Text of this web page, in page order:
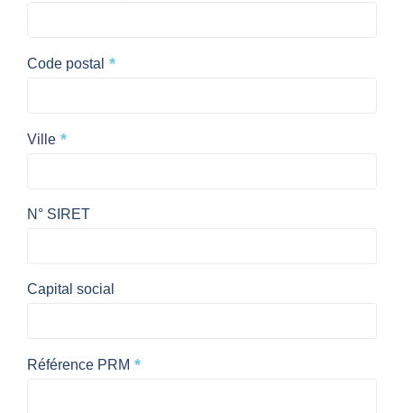
Code postal *
Ville *
N° SIRET
Capital social
Référence PRM *